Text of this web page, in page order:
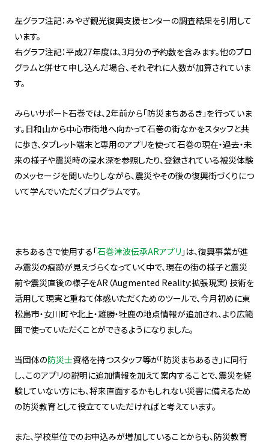
左グラフ注記：みやぎ観光復興支援センターの調査結果を引用して
います。
右グラフ注記：平成27年度は、3月分の予約数を含みます。他のプロ
グラムと併せて申し込んだ場合、それぞれに人数が加算されていま
す。
みらいサポート石巻では、2年前から「防災まちあるき」を行っていま
す。日和山から中心市街地へ向かって石巻の街なかをスタッフと共
に歩き、タブレット端末と専用のアプリを使って石巻の現在・過去・未
来の様子や震災時の浸水深を参照したり、登録されている被災体験
のメッセージを聞いたりしながら、震災やその後の復興街づくりにつ
いて学んでいただくプログラムです。
まちあるきで使用する「石巻津波伝承ARアプリ 」は、復興事業が進
み震災の痕跡が見えづらくなっていく中で、現在の街の様子と震災
前や震災直後の様子をAR（Augmented Reality:拡張現実）技術を
活用して現実と重ねて体感いただくためのツールで、今月初めに東
松島市・女川町や北上・雄勝・牡鹿の地点情報が追加され、より広範
囲で使っていただくことができるようになりました。
当団体の防災士資格を持つスタッフ等が「防災まちあるき」に同行
し、このアプリの説明に追加情報を加えて案内することで、震災を経
験していない方にも、将来直面するかもしれない災害に備えるため
の防災教育として役立てていただければと考えています。
また、学校単位でのお申込みが増加していることからも、防災教育